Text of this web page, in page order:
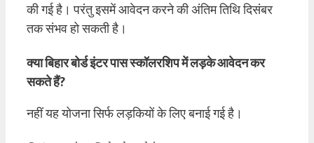
की गई है। परंतु इसमें आवेदन करने की अंतिम तिथि दिसंबर
तक संभव हो सकती है।
क्या बिहार बोर्ड इंटर पास स्कॉलरशिप में लड़के आवेदन कर
सकते हैं?
नहीं यह योजना सिर्फ लड़कियों के लिए बनाई गई है।